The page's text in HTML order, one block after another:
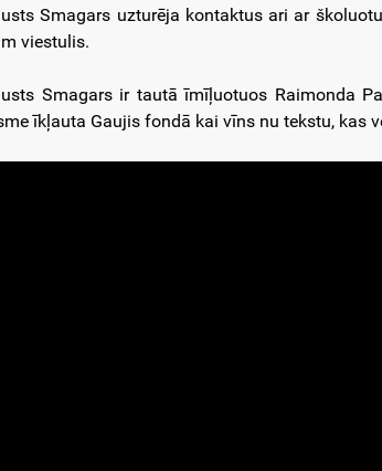
Smagars uzturēja kontaktus ari ar
viestulis.
Smagars ir tautā īmīļuotuos Raimonda
īkļauta Gaujis fondā kai vīns nu tekstu, kas